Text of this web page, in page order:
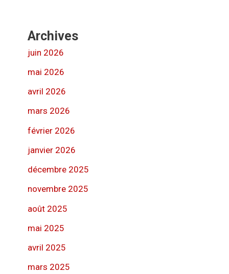
Archives
juin 2026
mai 2026
avril 2026
mars 2026
février 2026
janvier 2026
décembre 2025
novembre 2025
août 2025
mai 2025
avril 2025
mars 2025